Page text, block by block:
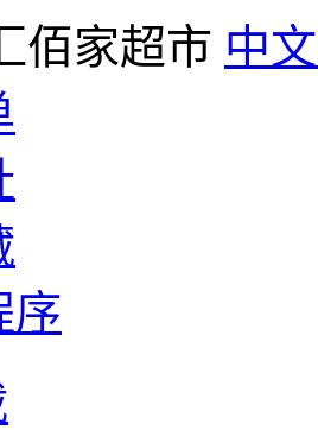
佰家超市 中
序